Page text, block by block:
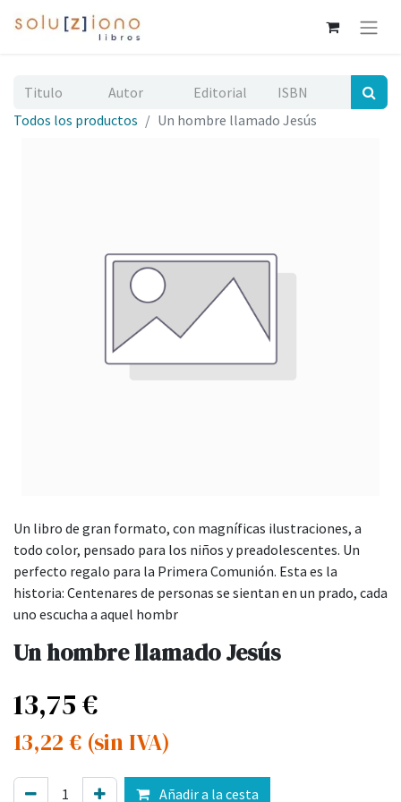
Todos los productos Un hombre llamado Jesús
Un libro de gran formato, con magníficas ilustraciones, a
todo color, pensado para los niños y preadolescentes. Un
perfecto regalo para la Primera Comunión. Esta es la
historia: Centenares de personas se sientan en un prado, cada
uno escucha a aquel hombr
Un hombre llamado Jesús
13,75€
13,22 € (sin IVA)
Añadir a la cesta